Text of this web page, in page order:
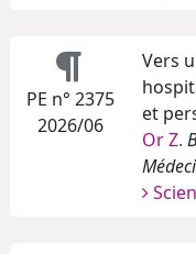
PE n° 2375
2026/06
Vers
et
Or Z.